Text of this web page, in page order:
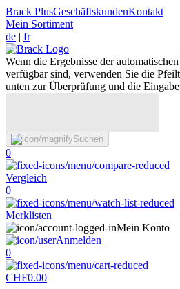
Brack PlusGeschäftskundenKontakt
Mein Sortiment
de | fr
Wenn die Ergebnisse der
verfügbar sind, verwenden Sie die
unten zur Überprüfung und die
Suchen
0
Vergleich
0
Merklisten
Mein Konto
Anmelden
0
CHF0.00